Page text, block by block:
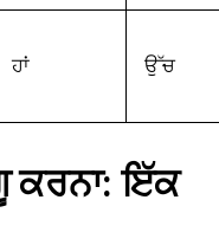
ਹਾਂ ਉੱਚ
ਕਰਨਾ: ਇੱਕ